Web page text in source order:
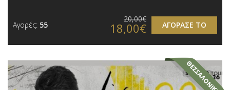
Αγορές: 55 ΑΓΟΡΑΣΕ ΤΟ
20,00€
18,00€